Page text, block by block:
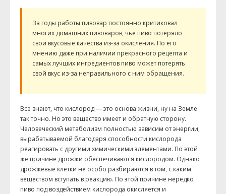
За годы работы пивовар постоянно критиковал
многих домашних пивоваров, чье пиво потеряло
свои вкусовые качества из-за окисления. По его
мнению даже при наличии прекрасного рецепта и
самых лучших ингредиентов пиво может потерять
свой вкус из-за неправильного с ним обращения.
Все знают, что кислород — это основа жизни, ну на Земле
так точно. Но это вещество имеет и обратную сторону.
Человеческий метаболизм полностью зависим от энергии,
вырабатываемой благодаря способности кислорода
реагировать с другими химическими элементами. По этой
же причине дрожжи обеспечиваются кислородом. Однако
дрожжевые клетки не особо разбираются в том, с каким
веществом вступать в реакцию. По этой причине нередко
пиво под воздействием кислорода окисляется и